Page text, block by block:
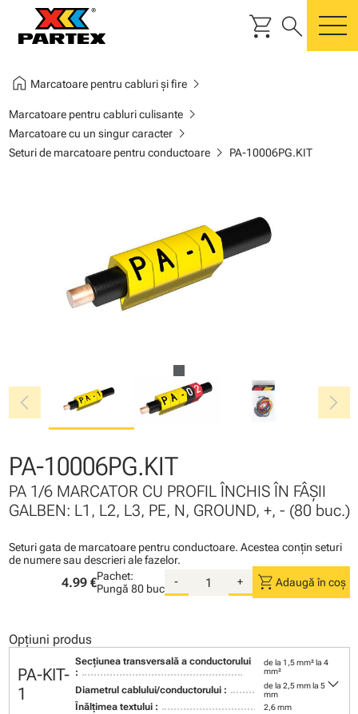
shopping_cart search
home Marcatoare pentru cabluri și firechevron_right
Marcatoare pentru cabluri culisantechevron_right
Marcatoare cu un singur caracterchevron_right
Seturi de marcatoare pentru conductoarechevron_right PA-10006PG.KIT
chevron_left chevron_right
PA-10006PG.KIT
PA 1/6 MARCATOR CU PROFIL ÎNCHIS ÎN FÂŞII
GALBEN: L1, L2, L3, PE, N, GROUND, +, - (80 buc.)
Seturi gata de marcatoare pentru conductoare. Acestea conţin seturi
de numere sau descrieri ale fazelor.
4.99 €Pachet:
Pungă 80 buc
- + shopping_cart Adaugă în coș
Opțiuni produs
PA-KIT-
1
Secţiunea transversală a conductorului
:
de la 1,5 mm² la 4
mm²
Diametrul cablului/conductorului :
de la 2,5 mm la 5
mm
Înălţimea textului : 2,6 mm
keyboard_arrow_down